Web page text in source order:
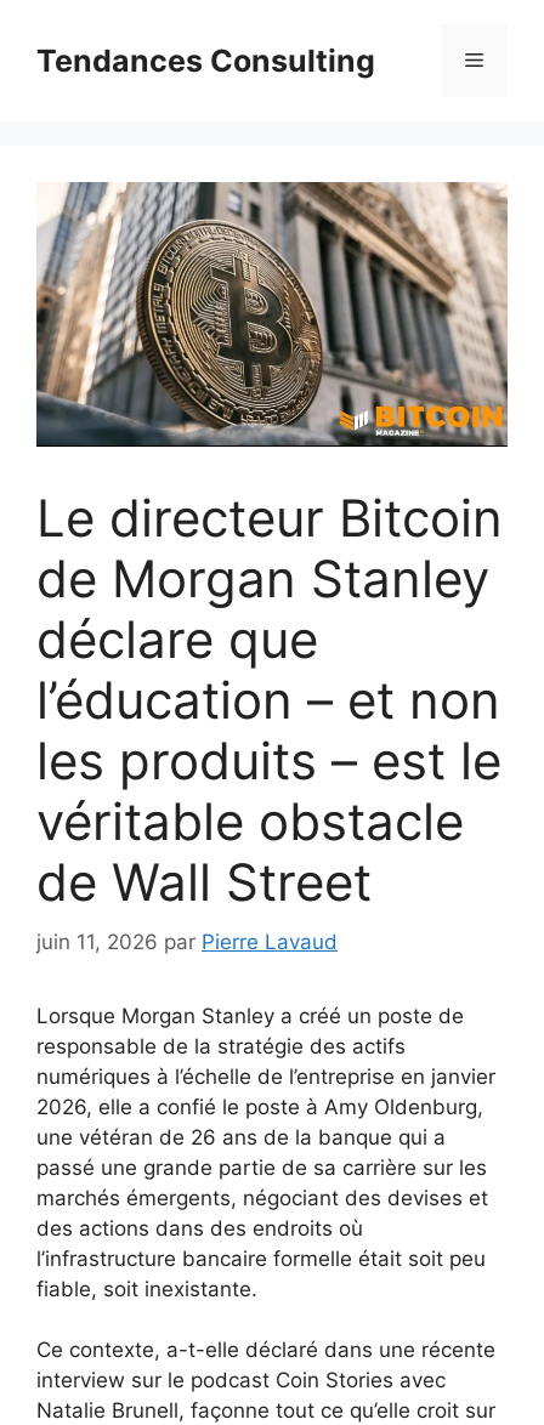
contenuTendances Consulting Menu
Le directeur Bitcoin
de Morgan Stanley
déclare que
l’éducation – et non
les produits – est le
véritable obstacle
de Wall Street
juin 11, 2026 par Pierre Lavaud
Lorsque Morgan Stanley a créé un poste de
responsable de la stratégie des actifs
numériques à l’échelle de l’entreprise en janvier
2026, elle a confié le poste à Amy Oldenburg,
une vétéran de 26 ans de la banque qui a
passé une grande partie de sa carrière sur les
marchés émergents, négociant des devises et
des actions dans des endroits où
l’infrastructure bancaire formelle était soit peu
fiable, soit inexistante.
Ce contexte, a-t-elle déclaré dans une récente
interview sur le podcast Coin Stories avec
Natalie Brunell, façonne tout ce qu’elle croit sur